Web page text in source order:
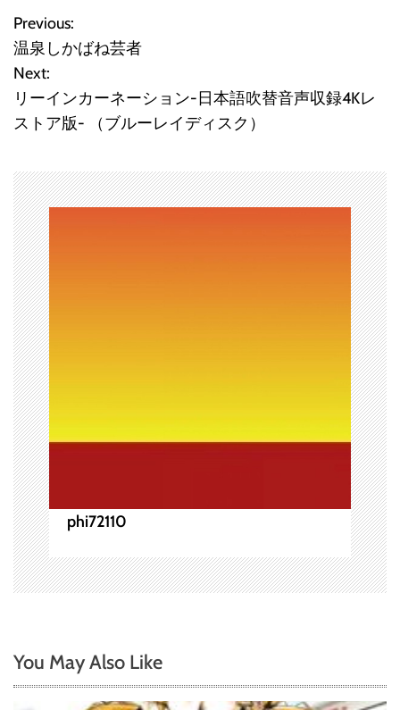
投
稿
ナ
ゲ
ー
シ
ョ
ン
Previous:
温泉しかばね芸者
Next:
リーインカーネーション-日本語吹替音声収録4Kレ
ストア版- （ブルーレイディスク）
phi72110
You May Also Like